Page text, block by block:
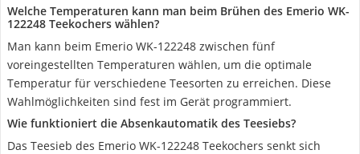
Welche Temperaturen kann man beim Brühen des Emerio WK-
122248 Teekochers wählen?
Man kann beim Emerio WK-122248 zwischen fünf
voreingestellten Temperaturen wählen, um die optimale
Temperatur für verschiedene Teesorten zu erreichen. Diese
Wahlmöglichkeiten sind fest im Gerät programmiert.
Wie funktioniert die Absenkautomatik des Teesiebs?
Das Teesieb des Emerio WK-122248 Teekochers senkt sich